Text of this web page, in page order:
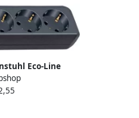
Eco-Line
3-voudig
F 3G1 5 |